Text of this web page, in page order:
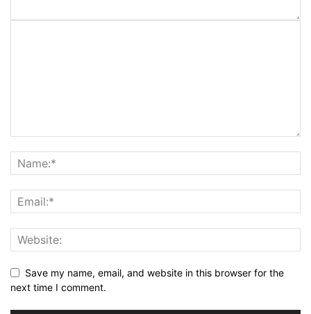
Save my name, email, and website in this browser for the
next time I comment.